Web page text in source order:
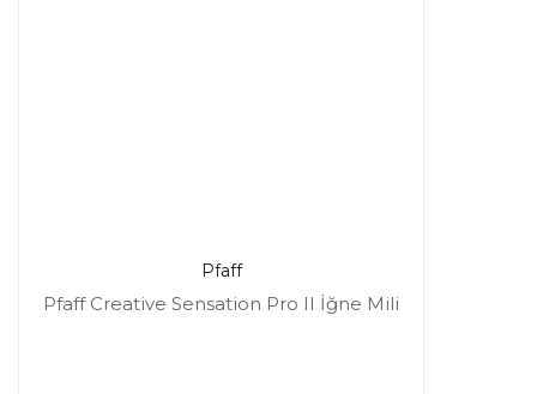
Pfaff
Pfaff Creative Sensation Pro II İğne Mili